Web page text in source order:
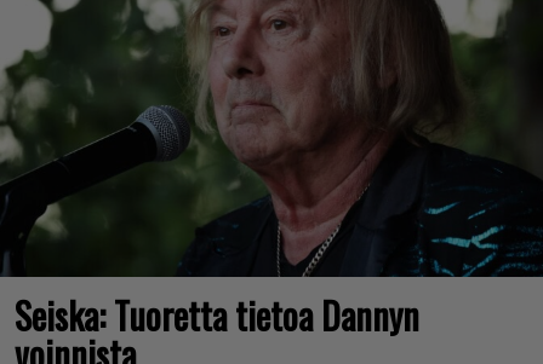
Seiska: Tuoretta tietoa Dannyn